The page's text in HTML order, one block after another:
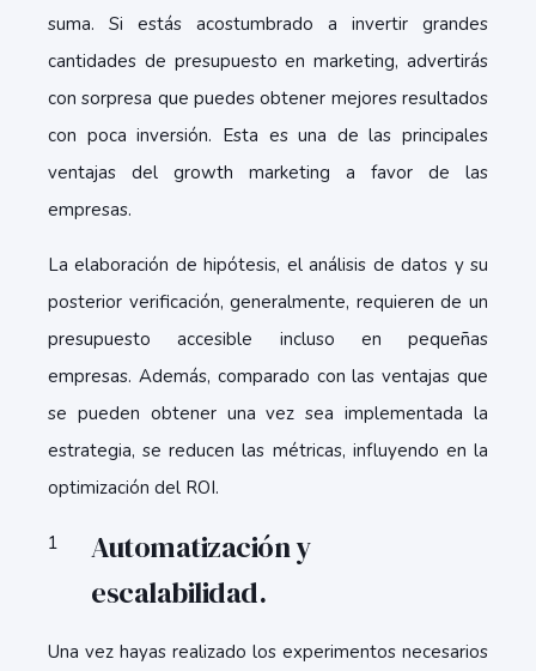
suma. Si estás acostumbrado a invertir grandes
cantidades de presupuesto en marketing, advertirás
con sorpresa que puedes obtener mejores resultados
con poca inversión. Esta es una de las principales
ventajas del growth marketing a favor de las
empresas.
La elaboración de hipótesis, el análisis de datos y su
posterior verificación, generalmente, requieren de un
presupuesto accesible incluso en pequeñas
empresas. Además, comparado con las ventajas que
se pueden obtener una vez sea implementada la
estrategia, se reducen las métricas, influyendo en la
optimización del ROI.
Automatización y
escalabilidad.
Una vez hayas realizado los experimentos necesarios